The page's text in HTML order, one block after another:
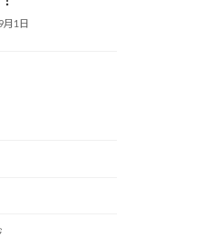
月1日